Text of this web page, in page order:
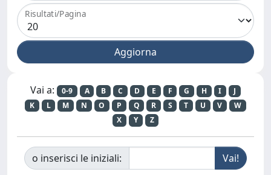
Risultati/Pagina
Vai a: 0-9 A B C D E F G H I
J
K
L M N O P Q R S T U V
W
X
Y Z
o inserisci le iniziali: